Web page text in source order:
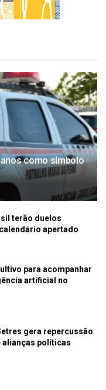
como símbolo
terão duelos
apertado
para acompanhar
artificial no
gera repercussão
alianças políticas